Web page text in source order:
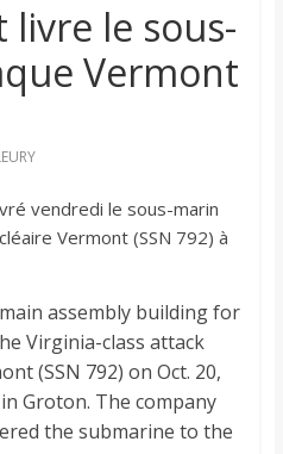
livre le sous-
Vermont
vendredi le sous-marin
Vermont (SSN 792) à